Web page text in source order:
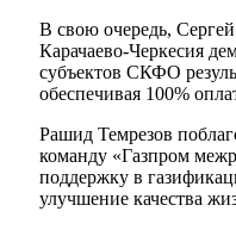
В свою очередь,
Карачаево-Черкесия
субъектов СКФО
обеспечивая 100%
Рашид Темрезов
команду «Газпром
поддержку в
улучшение качества